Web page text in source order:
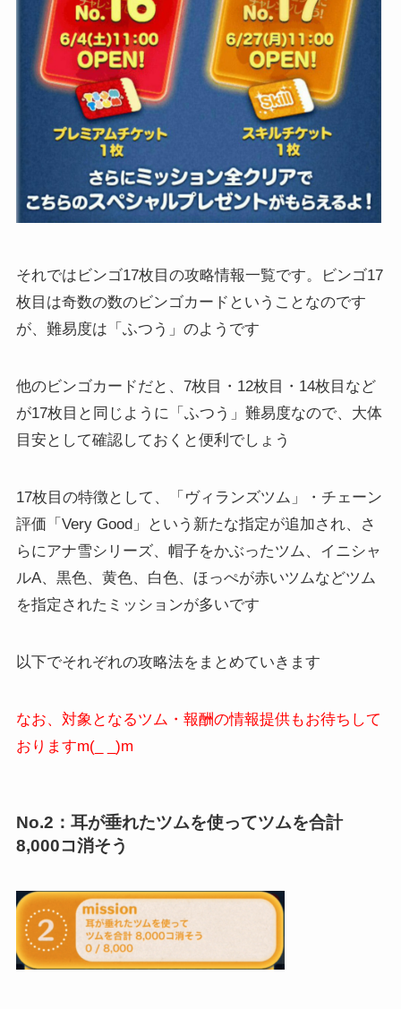
それではビンゴ17枚目の攻略情報一覧です。ビンゴ17
枚目は奇数の数のビンゴカードということなのです
が、難易度は「ふつう」のようです
他のビンゴカードだと、7枚目・12枚目・14枚目など
が17枚目と同じように「ふつう」難易度なので、大体
目安として確認しておくと便利でしょう
17枚目の特徴として、「ヴィランズツム」・チェーン
評価「Very Good」という新たな指定が追加され、さ
らにアナ雪シリーズ、帽子をかぶったツム、イニシャ
ルA、黒色、黄色、白色、ほっぺが赤いツムなどツム
を指定されたミッションが多いです
以下でそれぞれの攻略法をまとめていきます
なお、対象となるツム・報酬の情報提供もお待ちして
おりますm(_ _)m
No.2：耳が垂れたツムを使ってツムを合計
8,000コ消そう